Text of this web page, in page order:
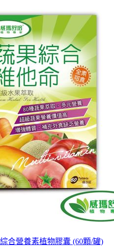
合營養素植物膠囊 (60顆/罐)